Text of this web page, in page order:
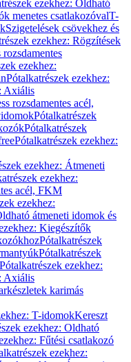
ezekhez: Oldható
menetes csatlakozóvalT-
Szigetelések csövekhez és
ezekhez: Rögzítések
ezekhez:
Pótalkatrészek ezekhez:
Axiális
rozsdamentes acél,
Pótalkatrészek
Pótalkatrészek
Pótalkatrészek ezekhez:
ezekhez: Átmeneti
ezekhez:
acél, FKM
ezekhez:
átmeneti idomok és
Kiegészítők
Pótalkatrészek
Pótalkatrészek
Pótalkatrészek ezekhez:
Axiális
karimás
T-idomokKereszt
ezekhez: Oldható
Fűtési csatlakozó
ezekhez: